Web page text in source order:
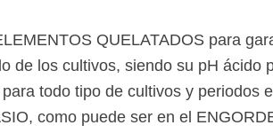
QUELATADOS para
de los cultivos, siendo su pH ácido
todo tipo de cultivos y periodos
como puede ser en el